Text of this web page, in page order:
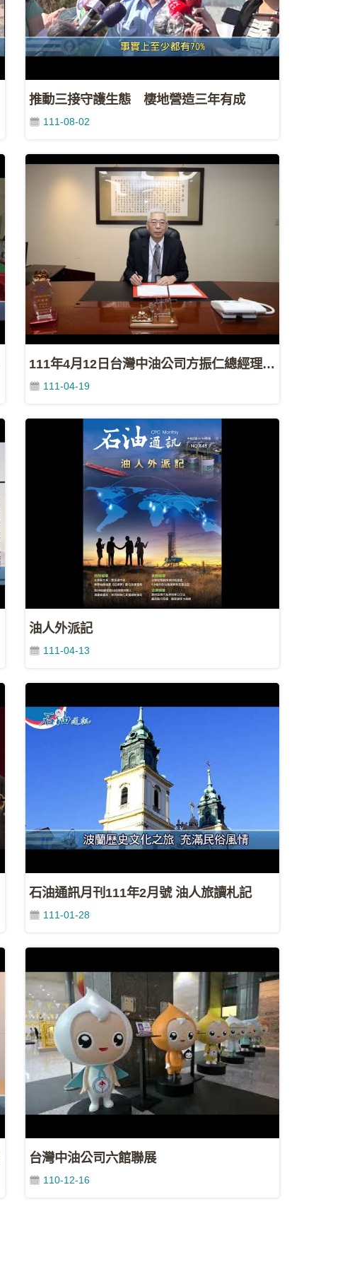
推動三接守護生態 棲地營造三年有成
111-08-02
111年4月12日台灣中油公司方振仁總經理致詞
111-04-19
油人外派記
111-04-13
石油通訊月刊111年2月號 油人旅讀札記
111-01-28
台灣中油公司六館聯展
110-12-16